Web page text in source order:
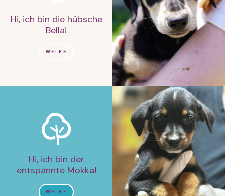
Hi, ich bin die hübsche
Bella!
WELPE
Hi, ich bin der
entspannte Mokka!
WELPE